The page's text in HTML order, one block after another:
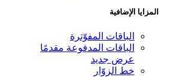
الإضافية
الباقات المفوّترة
الباقات المدفوعة مقدمًا
عرض جديد
خط الزوّار